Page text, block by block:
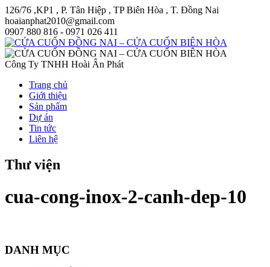
126/76 ,KP1 , P. Tân Hiệp , TP Biên Hòa , T. Đồng Nai
hoaianphat2010@gmail.com
0907 880 816 - 0971 026 411
Công Ty TNHH Hoài Ân Phát
Trang chủ
Giới thiệu
Sản phẩm
Dự án
Tin tức
Liên hệ
Thư viện
cua-cong-inox-2-canh-dep-10
DANH MỤC